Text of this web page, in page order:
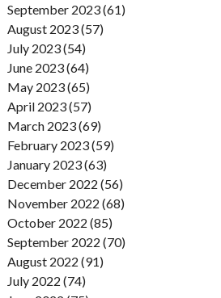
September 2023 (61)
August 2023 (57)
July 2023 (54)
June 2023 (64)
May 2023 (65)
April 2023 (57)
March 2023 (69)
February 2023 (59)
January 2023 (63)
December 2022 (56)
November 2022 (68)
October 2022 (85)
September 2022 (70)
August 2022 (91)
July 2022 (74)